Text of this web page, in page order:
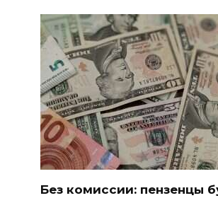
Без комиссии: пензенцы